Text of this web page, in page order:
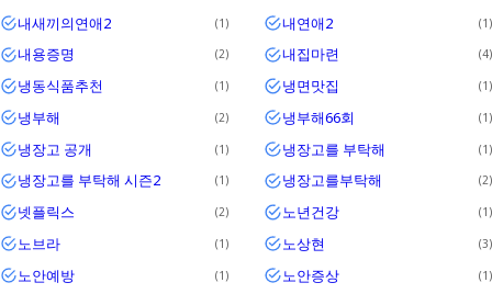
내새끼의연애2 1 내연애2 1
내용증명 2 내집마련 4
냉동식품추천 1 냉면맛집 1
냉부해 2 냉부해66회 1
냉장고 공개 1 냉장고를 부탁해 1
냉장고를 부탁해 시즌2 1 냉장고를부탁해 2
넷플릭스 2 노년건강 1
노브라 1 노상현 3
노안예방 1 노안증상 1